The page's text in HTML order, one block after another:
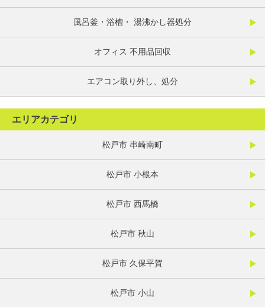
風呂釜・浴槽・ 湯沸かし器処分
オフィス 不用品回収
エアコン取り外し、処分
エリアカテゴリ
松戸市 串崎南町
松戸市 小根本
松戸市 西馬橋
松戸市 秋山
松戸市 久保平賀
松戸市 小山